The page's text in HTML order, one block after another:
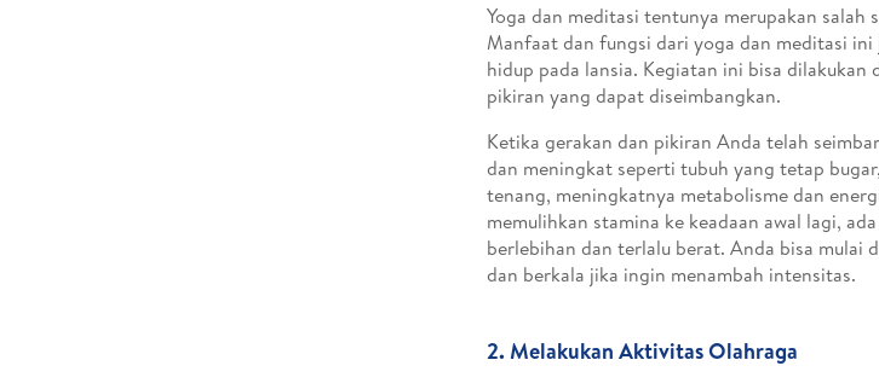
Yoga dan meditasi tentunya merupakan
Manfaat dan fungsi dari yoga dan meditasi
hidup pada lansia. Kegiatan ini bisa
pikiran yang dapat diseimbangkan.
Ketika gerakan dan pikiran Anda telah
dan meningkat seperti tubuh yang tetap
tenang, meningkatnya metabolisme dan
memulihkan stamina ke keadaan awal lagi,
berlebihan dan terlalu berat. Anda bisa mulai
dan berkala jika ingin menambah intensitas.
2. Melakukan Aktivitas Olahraga